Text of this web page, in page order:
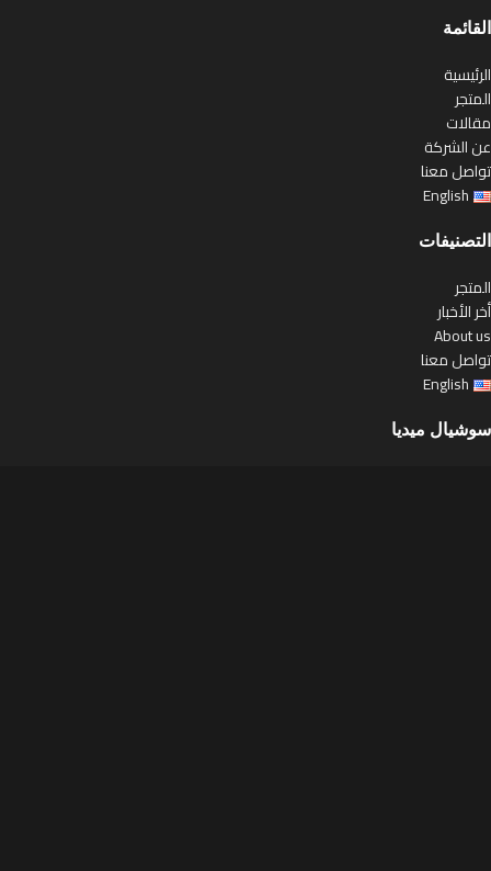
القائمة
الرئيسية
المتجر
مقالات
عن الشركة
تواصل معنا
English
التصنيفات
المتجر
أخر الأخبار
About us
تواصل معنا
English
سوشيال ميديا